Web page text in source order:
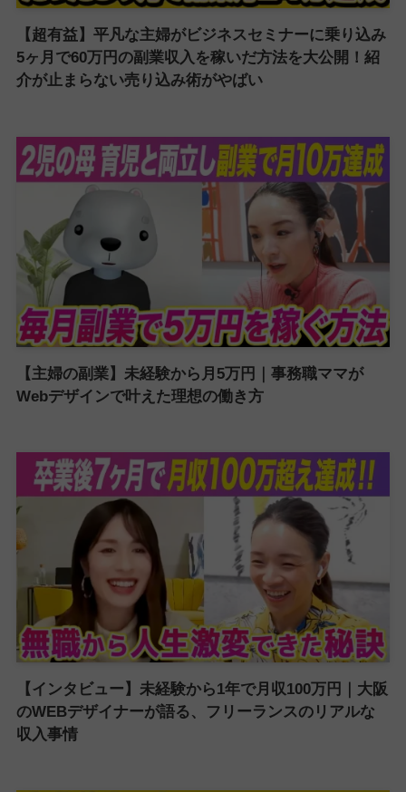
【超有益】平凡な主婦がビジネスセミナーに乗り込み
5ヶ月で60万円の副業収入を稼いだ方法を大公開！紹
介が止まらない売り込み術がやばい
【主婦の副業】未経験から月5万円｜事務職ママが
Webデザインで叶えた理想の働き方
【インタビュー】未経験から1年で月収100万円｜大阪
のWEBデザイナーが語る、フリーランスのリアルな
収入事情